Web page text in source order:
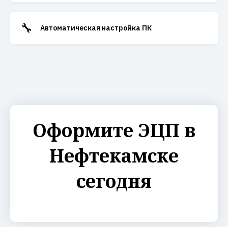
🔧 Автоматическая настройка ПК
Оформите ЭЦП в
Нефтекамске
сегодня